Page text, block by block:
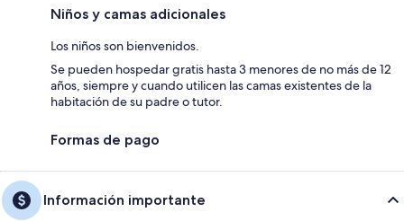
Niños y camas adicionales
Los niños son bienvenidos.
Se pueden hospedar gratis hasta 3 menores de no más de 12
años, siempre y cuando utilicen las camas existentes de la
habitación de su padre o tutor.
Formas de pago
Información importante